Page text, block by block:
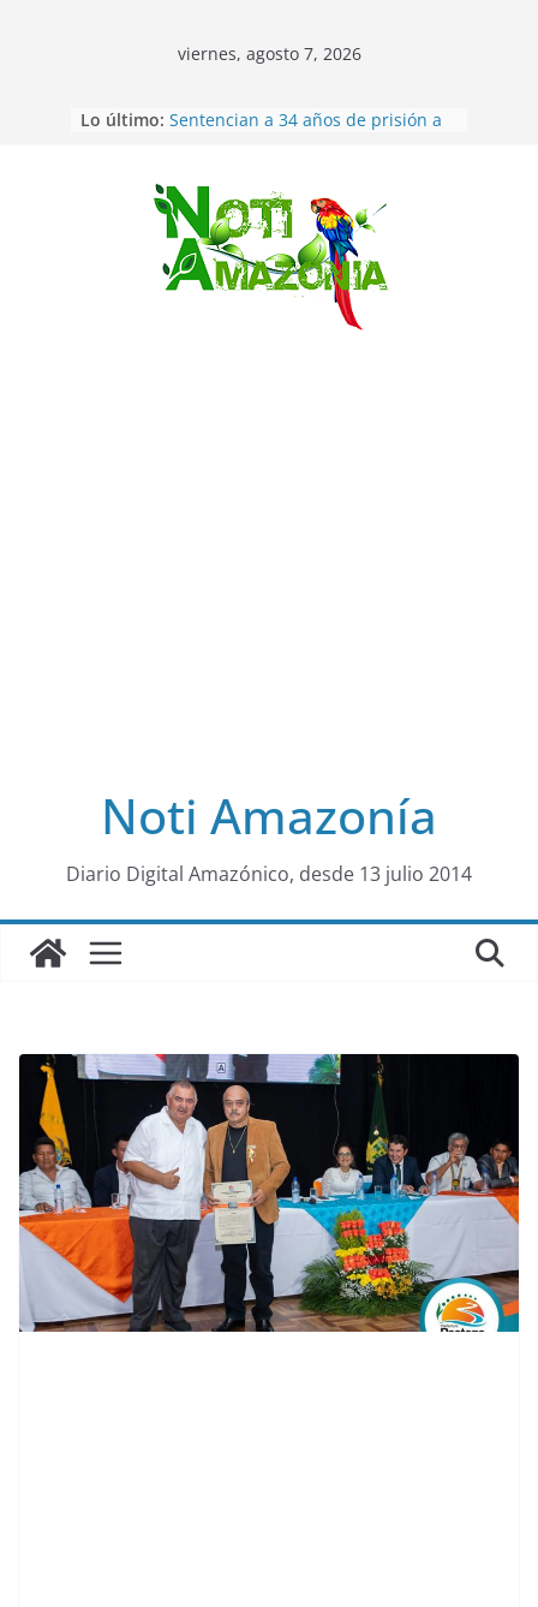
Saltar
al
viernes, agosto 7, 2026
Lo último: Ecuador: dos jóvenes de 22 años
Sentencian a 34 años de prisión a
implicados en caso de Alison,
oriunda de Tena
Vozinha, el arquero sensación de
cabo Verde, ya llegó para
incorporarse a Colo Colo de Chile
Pastaza: la parroquia Diez de
Noti Amazonía
Diario Digital Amazónico, desde 13 julio 2014